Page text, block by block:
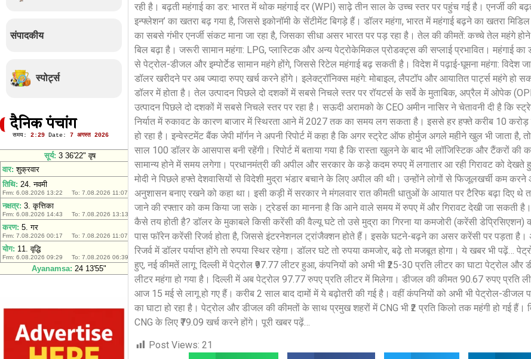
संपादकीय
स्पोर्ट्स
दैनिक पंचांग
रही है। बढ़ती महंगाई का डर: भारत में थोक महंगाई दर (WPI) साढ़े तीन साल के उच्च स्तर पर पहुंच गई है। एनर्जी की
इन्फ्लेशन’ का खतरा बढ़ गया है, जिससे इकोनॉमी के सेंटीमेंट बिगड़े हैं। डॉलर महंगा, भारत में महंगाई बढ़ने का खतरा
का सबसे गंभीर एनर्जी संकट माना जा रहा है, जिसका सीधा असर भारत पर पड़ रहा है। तेल की कीमतें: कच्चे तेल महंगे होने
बिल बढ़ा है। जरूरी सामान महंगा: LPG, प्लास्टिक और अन्य पेट्रोकेमिकल प्रोडक्ट्स की सप्लाई प्रभावित। महंगाई का
से पेट्रोल-डीजल और इम्पोर्टेड सामान महंगे होंगे, जिससे रिटेल महंगाई बढ़ सकती है। विदेश में पढ़ाई-घूमना महंगा: विदेश
डॉलर खरीदने पर अब ज्यादा रुपए खर्च करने होंगे। इलेक्ट्रॉनिक्स महंगे: मोबाइल, लैपटॉप और आयातित पार्ट्स महंगे हो
डॉलर में होता है। तेल उत्पादन पिछले दो दशकों में सबसे निचले स्तर पर रॉयटर्स के सर्वे के मुताबिक, अप्रैल में ओपेक
उत्पादन पिछले दो दशकों में सबसे निचले स्तर पर रहा है। सऊदी अरामको के CEO अमीन नासिर ने चेतावनी दी है कि
निर्यात में रुकावट के कारण बाजार में स्थिरता आने में 2027 तक का समय लग सकता है। इससे हर हफ्ते करीब 10
हो रहा है। इन्वेस्टमेंट बैंक जेपी मॉर्गन ने अपनी रिपोर्ट में कहा है कि अगर स्ट्रेट ऑफ होर्मुज अगले महीने खुल भी जाता है,
साल 100 डॉलर के आसपास बनी रहेंगी। रिपोर्ट में बताया गया है कि रास्ता खुलने के बाद भी लॉजिस्टिक और टैंकरों की
सामान्य होने में समय लगेगा। प्रधानमंत्री की अपील और सरकार के कड़े कदम रुपए में लगातार आ रही गिरावट को देखते
मोदी ने पिछले हफ्ते देशवासियों से विदेशी मुद्रा भंडार बचाने के लिए अपील की थी। उन्होंने लोगों से फिजूलखर्ची कम
अनुशासन बनाए रखने को कहा था। इसी कड़ी में सरकार ने मंगलवार रात कीमती धातुओं के आयात पर टैरिफ बढ़ा दिए थे
जाने की रफ्तार को कम किया जा सके। ट्रेडर्स का मानना है कि आने वाले समय में रुपए में और गिरावट देखी जा सकती
कैसे तय होती है? डॉलर के मुकाबले किसी करेंसी की वैल्यू घटे तो उसे मुद्रा का गिरना या कमजोरी (करेंसी
पास फॉरेन करेंसी रिजर्व होता है, जिससे इंटरनेशनल ट्रांजैक्शन होते हैं। इसके घटने-बढ़ने का असर करेंसी पर पड़ता है।
रिजर्व में डॉलर पर्याप्त होंगे तो रुपया स्थिर रहेगा। डॉलर घटे तो रुपया कमजोर, बढ़े तो मजबूत होगा। ये खबर भी पढ़ें…
हुए, नई कीमतें लागू: दिल्ली में पेट्रोल ₹97.77 लीटर हुआ, कंपनियों को अभी भी ₹25-30 प्रति लीटर का घाटा पेट्रोल
लीटर महंगा हो गया है। दिल्ली में अब पेट्रोल 97.77 रुपए प्रति लीटर में मिलेगा। डीजल की कीमत 90.67 रुपए प्रति
आज 15 मई से लागू हो गए हैं। करीब 2 साल बाद दामों में ये बढ़ोतरी की गई है। वहीं कंपनियों को अभी भी पेट्रोल-डीजल
का घाटा हो रहा है। पेट्रोल और डीजल की कीमतों के साथ प्रमुख शहरों में CNG भी ₹2 प्रति किलो तक महंगी हो गई हैं।
CNG के लिए ₹79.09 खर्च करने होंगे। पूरी खबर पढ़ें…
Post Views: 21